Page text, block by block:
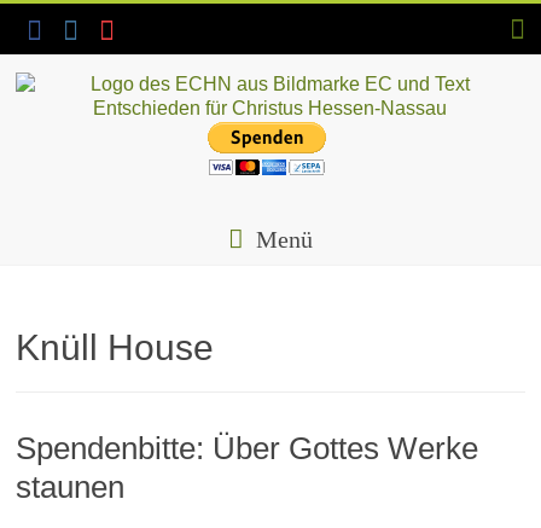
Menü
Knüll House
Spendenbitte: Über Gottes Werke
staunen